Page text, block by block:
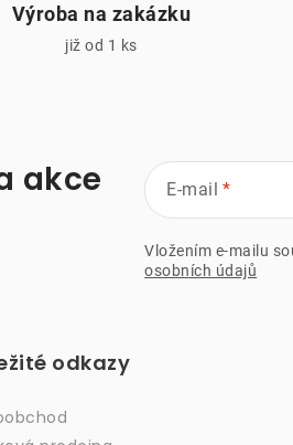
p
Výroba na zakázku
již od 1 ks
akce
E-mail
Vložením e-mailu
osobních údajů
odkazy